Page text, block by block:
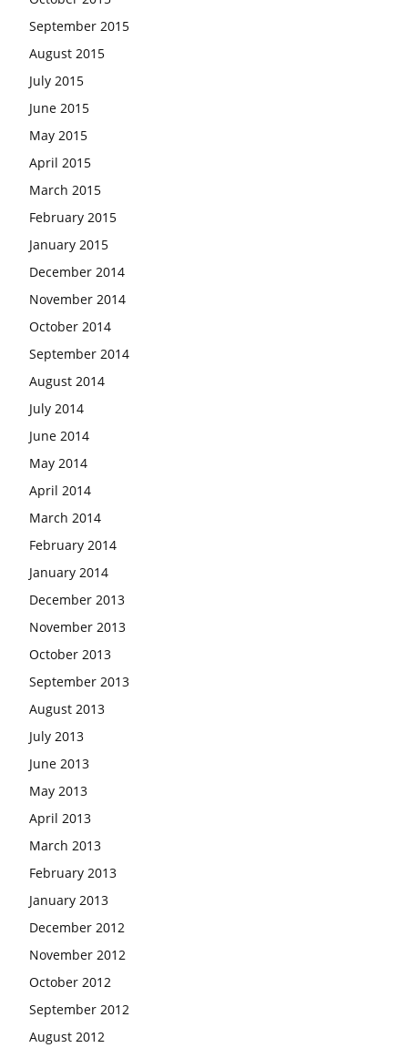
September 2015
August 2015
July 2015
June 2015
May 2015
April 2015
March 2015
February 2015
January 2015
December 2014
November 2014
October 2014
September 2014
August 2014
July 2014
June 2014
May 2014
April 2014
March 2014
February 2014
January 2014
December 2013
November 2013
October 2013
September 2013
August 2013
July 2013
June 2013
May 2013
April 2013
March 2013
February 2013
January 2013
December 2012
November 2012
October 2012
September 2012
August 2012